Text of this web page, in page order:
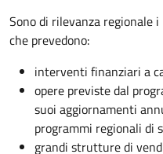
Sono di rilevanza
che prevedono:
interventi finanziari a
opere previste dal
suoi aggiornamenti
programmi regionali di
grandi strutture di